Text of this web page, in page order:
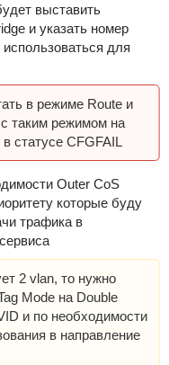
выставить
и указать номер
для
в режиме Route и
таким режимом на
статусе CFGFAIL
Outer CoS
которые буду
трафика в
2 vlan, то нужно
Mode на Double
и по необходимости
в направление